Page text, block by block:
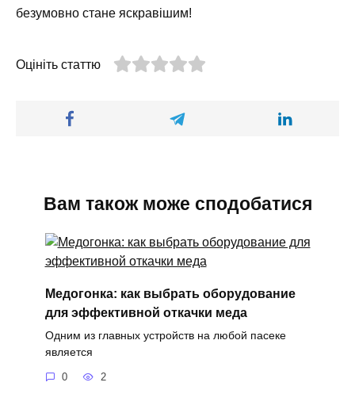
безумовно стане яскравішим!
Оцініть статтю
Вам також може сподобатися
Медогонка: как выбрать оборудование
для эффективной откачки меда
Одним из главных устройств на любой пасеке
является
0 2